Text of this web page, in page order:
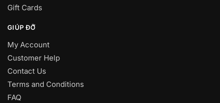
Gift Cards
GIÚP ĐỠ
My Account
Customer Help
Contact Us
Terms and Conditions
FAQ